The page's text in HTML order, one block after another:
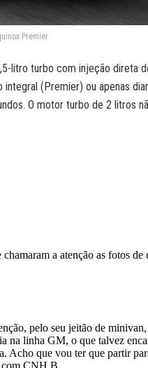
Premier
litro turbo com injeção direta
(Premier) ou apenas
O motor turbo de 2 litros